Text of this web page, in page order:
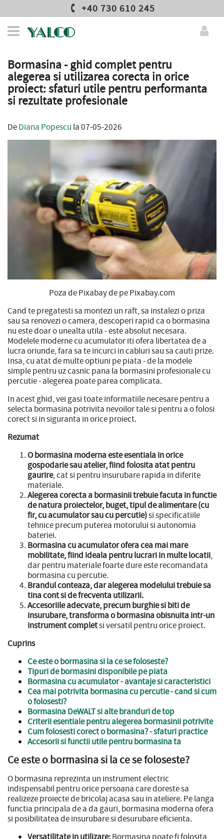
+40 730 610 245
Bormasina - ghid complet pentru
alegerea si utilizarea corecta in orice
proiect: sfaturi utile pentru performanta
si rezultate profesionale
DeDiana Popescu la 07-05-2026
Poza de Pixabay de pe Pixabay.com
Cand te pregatesti sa montezi un raft, sa instalezi o priza
sau sa renovezi o camera, descoperi rapid ca o bormasina
nu este doar o unealta utila - este absolut necesara.
Modelele moderne cu acumulator iti ofera libertatea de a
lucra oriunde, fara sa te incurci in cabluri sau sa cauti prize.
Insa, cu atat de multe optiuni pe piata - de la modele
simple pentru uz casnic pana la bormasini profesionale cu
percutie - alegerea poate parea complicata.
In acest ghid, vei gasi toate informatiile necesare pentru a
selecta bormasina potrivita nevoilor tale si pentru a o folosi
corect si in siguranta in orice proiect.
Rezumat
O bormasina moderna este esentiala in orice
gospodarie sau atelier, fiind folosita atat pentru
gaurire, cat si pentru insurubare rapida in diferite
materiale.
Alegerea corecta a bormasinii trebuie facuta in functie
de natura proiectelor, buget, tipul de alimentare (cu
fir, cu acumulator sau cu percutie)si specificatiile
tehnice precum puterea motorului si autonomia
bateriei.
Bormasina cu acumulator ofera cea mai mare
mobilitate, fiind ideala pentru lucrari in multe locatii,
dar pentru materiale foarte dure este recomandata
bormasina cu percutie.
Brandul conteaza, dar alegerea modelului trebuie sa
tina cont si de frecventa utilizarii.
Accesoriile adecvate, precum burghie si biti de
insurubare, transforma o bormasina obisnuita intr-un
instrument completsi versatil pentru orice proiect.
Cuprins
Ce este o bormasina si la ce se foloseste?
Tipuri de bormasini disponibile pe piata
Bormasina cu acumulator - avantaje si caracteristici
Cea mai potrivita bormasina cu percutie - cand si cum
o folosesti?
Bormasina DeWALT si alte branduri de top
Criterii esentiale pentru alegerea bormasinii potrivite
Cum folosesti corect o bormasina? - sfaturi practice
Accesorii si functii utile pentru bormasina ta
Ce este o bormasina si la ce se foloseste?
O bormasina reprezinta un instrument electric
indispensabil pentru orice persoana care doreste sa
realizeze proiecte de bricolaj acasa sau in ateliere. Pe langa
functia principala de a da gauri, bormasina moderna ofera
si posibilitatea de insurubare si desurubare eficienta.
Versatilitate in utilizare:Bormasina poate fi folosita